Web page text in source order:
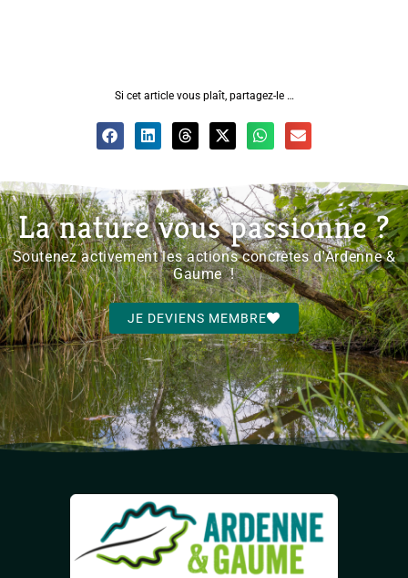
Si cet article vous plaît, partagez-le …
La nature vous passionne ?
Soutenez activement les actions concrètes d'Ardenne &
Gaume !
JE DEVIENS MEMBRE